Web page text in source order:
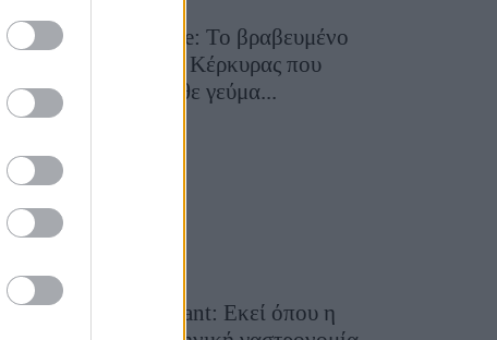
Toula’s Seaside: Το βραβευμένο
εστιατόριο της Κέρκυρας που
μετατρέπει κάθε γεύμα...
28 Ιουλίου 2026, 11:05
Cavos Restaurant: Εκεί όπου η